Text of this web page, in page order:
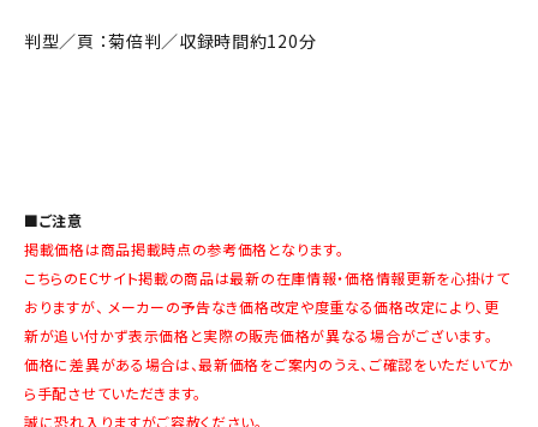
判型／頁 ：菊倍判／収録時間約120分
■ご注意
掲載価格は商品掲載時点の参考価格となります。
こちらのECサイト掲載の商品は最新の在庫情報・価格情報更新を心掛けて
おりますが、 メーカーの予告なき価格改定や度重なる価格改定により、更
新が追い付かず表示価格と実際の販売価格が異なる場合がございます。
価格に差異がある場合は、最新価格をご案内のうえ、ご確認をいただいてか
ら手配させていただきます。
誠に恐れ入りますがご容赦ください。